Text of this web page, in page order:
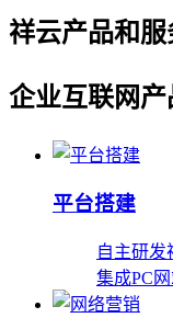
祥云产品和服
企业互联网
平台搭建
自主研发
集成PC